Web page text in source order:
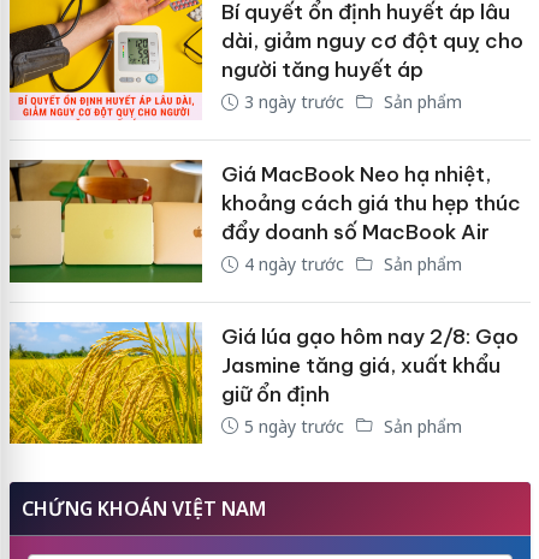
Bí quyết ổn định huyết áp lâu
dài, giảm nguy cơ đột quỵ cho
người tăng huyết áp
3 ngày trước Sản phẩm
Giá MacBook Neo hạ nhiệt,
khoảng cách giá thu hẹp thúc
đẩy doanh số MacBook Air
4 ngày trước Sản phẩm
Giá lúa gạo hôm nay 2/8: Gạo
Jasmine tăng giá, xuất khẩu
giữ ổn định
5 ngày trước Sản phẩm
CHỨNG KHOÁN VIỆT NAM